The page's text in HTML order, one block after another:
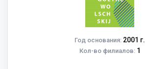
Год основания: 2001 г.
Кол-во филиалов:1